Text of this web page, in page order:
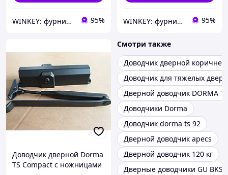
WINKEY: фурнитура для окон и дверей 95% WINKEY: фурнитура для окон и дверей 95%
Доводчик дверной Dorma
TS Compaсt с ножницами
Смотри также
Доводчик дверной
Доводчик для тяжелых
Дверной доводчик DORMA
Доводчики Dorma
Доводчик dorma ts 92
Дверной доводчик apecs
Дверной доводчик 120 кг
Дверные доводчики GU BKS